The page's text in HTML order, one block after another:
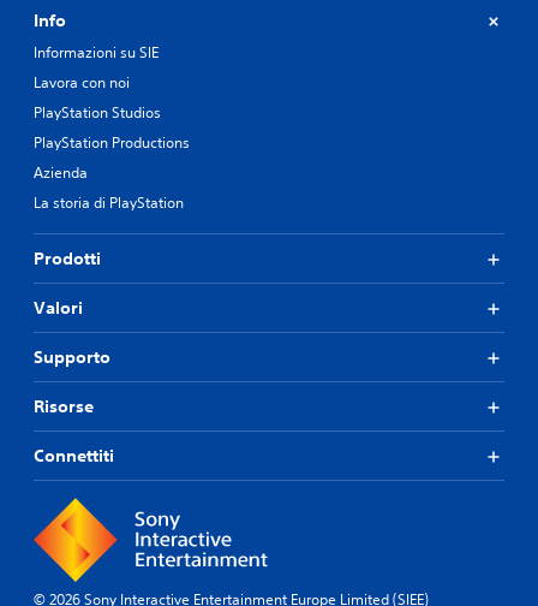
Info
Informazioni su SIE
Lavora con noi
PlayStation Studios
PlayStation Productions
Azienda
La storia di PlayStation
Prodotti
Valori
Supporto
Risorse
Connettiti
© 2026 Sony Interactive Entertainment Europe Limited (SIEE)